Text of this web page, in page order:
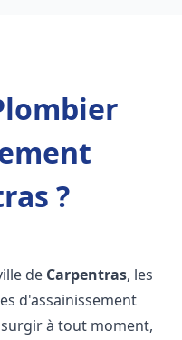
?
de Carpentras, les
d'assainissement
à tout moment,